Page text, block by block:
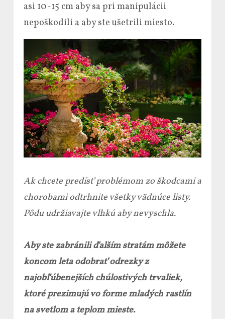
asi 10-15 cm aby sa pri manipulácii
nepoškodili a aby ste ušetrili miesto.
Ak chcete predísť problémom zo škodcami a
chorobami odtrhnite všetky vädnúce listy.
Pôdu udržiavajte vlhkú aby nevyschla.
Aby ste zabránili ďalším stratám môžete
koncom leta odobrať odrezky z
najobľúbenejších chúlostivých trvaliek,
ktoré prezimujú vo forme mladých rastlín
na svetlom a teplom mieste.